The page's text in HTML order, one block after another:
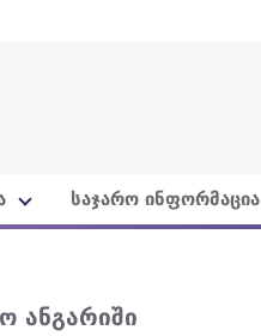
საჯარო ინფორმაცია
ანგარიში